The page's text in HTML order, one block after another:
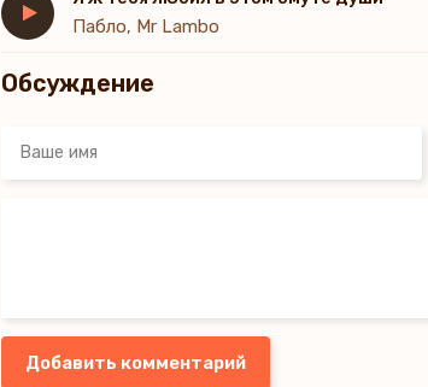
Пабло, Mr Lambo
Обсуждение
Добавить комментарий